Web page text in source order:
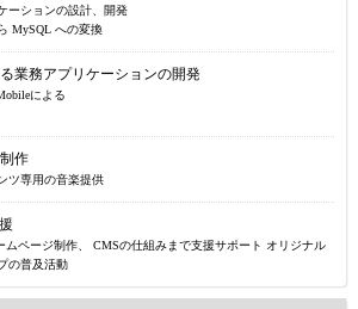
ーションの設計、開発
MySQL への変換
業務アプリケーションの開発
による
作
ツ専用の音楽提供
ムページ制作、 CMSの仕組みまで支援サポート オリジナル
の普及活動